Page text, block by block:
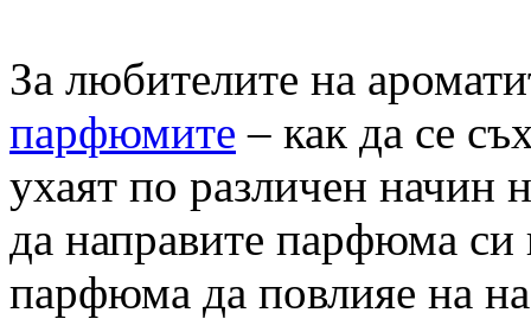
За любителите на
парфюмите – как да се
ухаят по различен начин
да направите парфюма
парфюма да повлияе на